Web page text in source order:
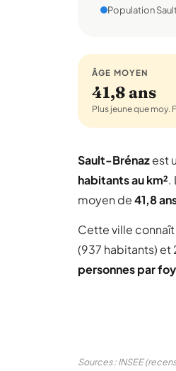
Population
ÂGE MOYEN
41,8 ans
Plus jeune que moy.
Sault-Brénazest
habitants au km².
moyen de41,8
Cette ville connaît
(937 habitants) et
personnes par
Sources : INSEE